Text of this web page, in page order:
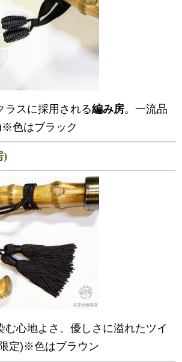
ラスに採用される編み房。一流品
色はブラック
)
む心地よさ。優しさに溢れたツイ
定)※色はブラウン